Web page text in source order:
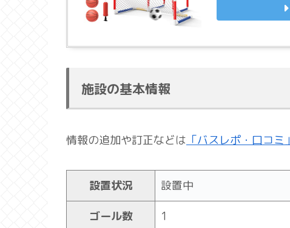
施設の基本情報
情報の追加や訂正などは 「バスレポ・口コミ」
設置状況 設置中
ゴール数 1